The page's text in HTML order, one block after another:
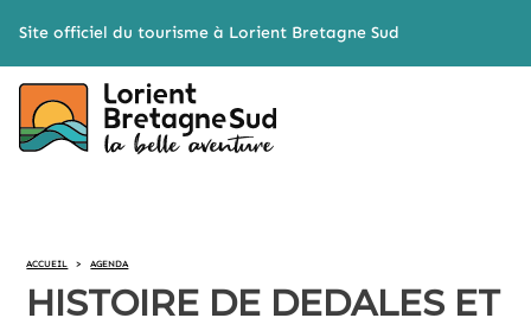
Site officiel du tourisme à Lorient Bretagne Sud
ACCUEIL > AGENDA
HISTOIRE DE DEDALES ET